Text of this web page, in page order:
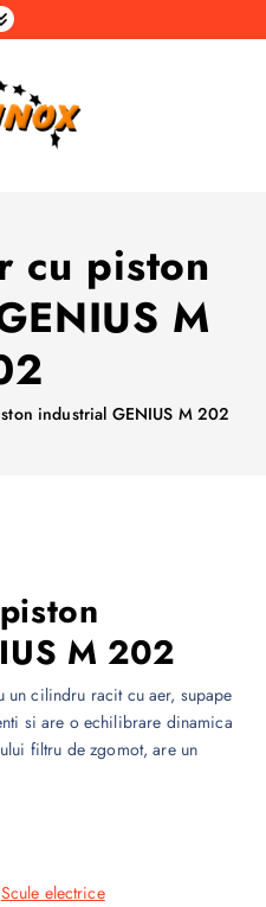
cu piston
M
industrial GENIUS M 202
M 202
un cilindru racit cu aer, supape
si are o echilibrare dinamica
filtru de zgomot, are un
Scule electrice